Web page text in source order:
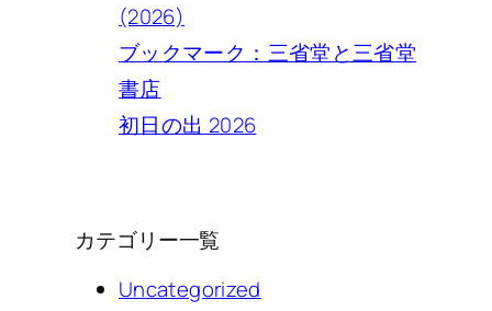
(2026)
ブックマーク：三省堂と三省堂
書店
初日の出 2026
カテゴリー一覧
Uncategorized